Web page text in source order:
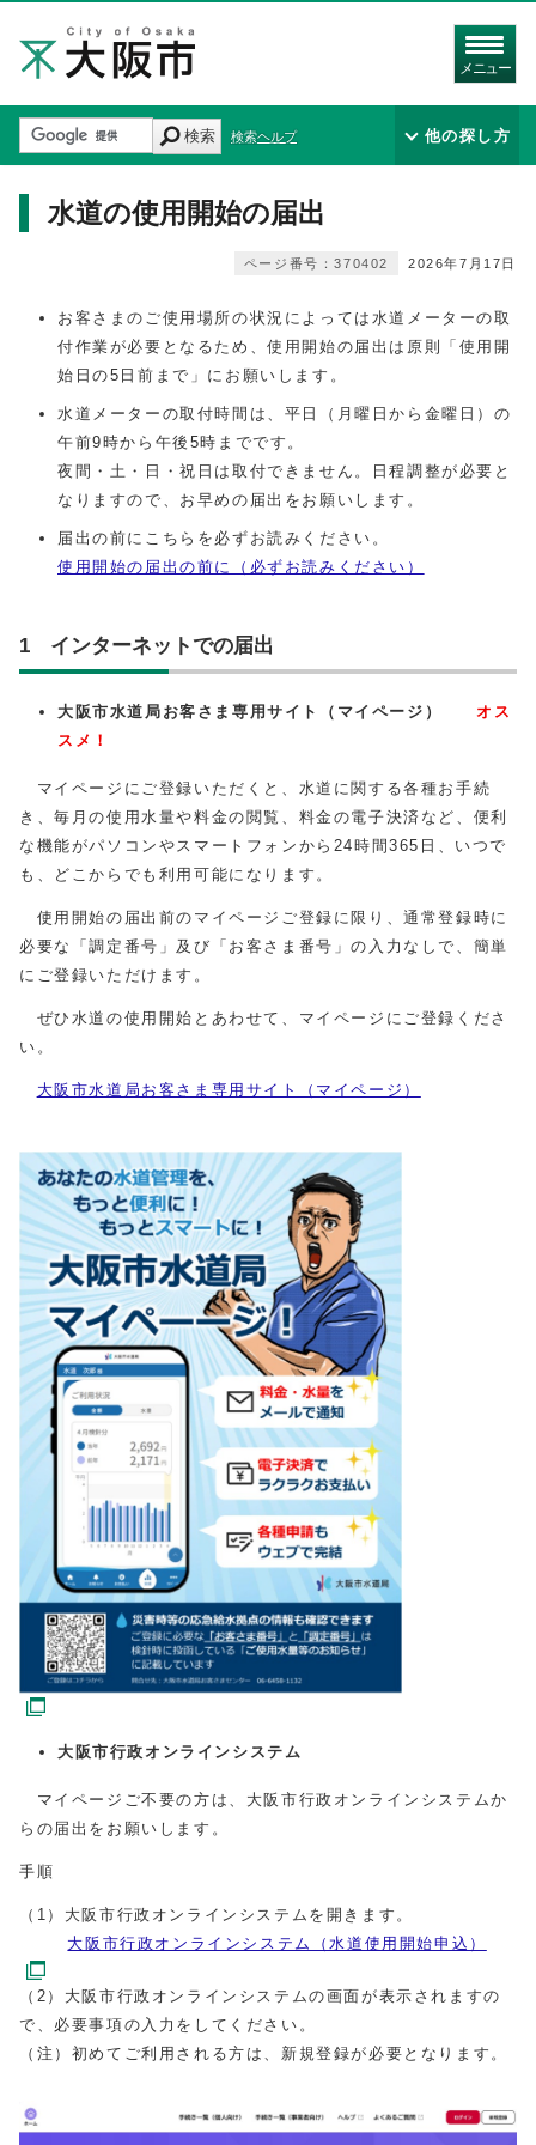
メニュー
検索 検索ヘルプ 他の探し方
水道の使用開始の届出
2026年7月17日
ページ番号：370402
お客さまのご使用場所の状況によっては水道メーターの取
付作業が必要となるため、使用開始の届出は原則「使用開
始日の5日前まで」にお願いします。
水道メーターの取付時間は、平日（月曜日から金曜日）の
午前9時から午後5時までです。
夜間・土・日・祝日は取付できません。日程調整が必要と
なりますので、お早めの届出をお願いします。
届出の前にこちらを必ずお読みください。
使用開始の届出の前に（必ずお読みください）
1 インターネットでの届出
大阪市水道局お客さま専用サイト（マイページ）
オス
スメ！
マイページにご登録いただくと、水道に関する各種お手続
き、毎月の使用水量や料金の閲覧、料金の電子決済など、便利
な機能がパソコンやスマートフォンから24時間365日、いつで
も、どこからでも利用可能になります。
使用開始の届出前のマイページご登録に限り、通常登録時に
必要な「調定番号」及び「お客さま番号」の入力なしで、簡単
にご登録いただけます。
ぜひ水道の使用開始とあわせて、マイページにご登録くださ
い。
大阪市水道局お客さま専用サイト（マイページ）
大阪市行政オンラインシステム
マイページご不要の方は、大阪市行政オンラインシステムか
らの届出をお願いします。
手順
（1）大阪市行政オンラインシステムを開きます。
大阪市行政オンラインシステム（水道使用開始申込）
（2）大阪市行政オンラインシステムの画面が表示されますの
で、必要事項の入力をしてください。
（注）初めてご利用される方は、新規登録が必要となります。